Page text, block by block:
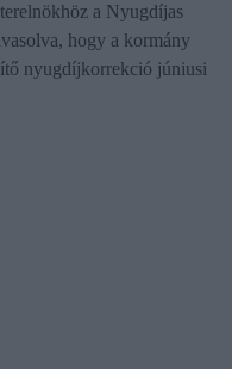
a Nyugdíjas
hogy a kormány
nyugdíjkorrekció júniusi